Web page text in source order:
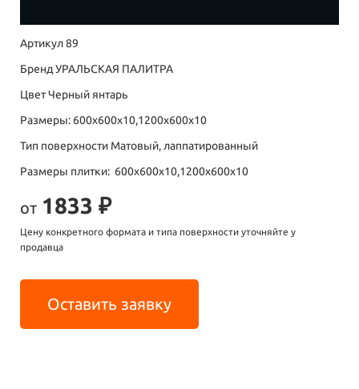
Артикул 89
Бренд УРАЛЬСКАЯ ПАЛИТРА
Цвет Черный янтарь
Размеры: 600х600х10,1200х600х10
Тип поверхности Матовый, лаппатированный
Размеры плитки: 600х600х10,1200х600х10
от 1833 ₽
Цену конкретного формата и типа поверхности уточняйте у
продавца
Оставить заявку